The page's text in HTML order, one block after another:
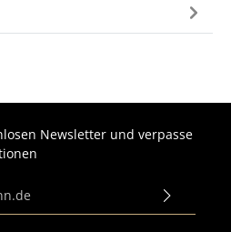
Newsletter und verpasse